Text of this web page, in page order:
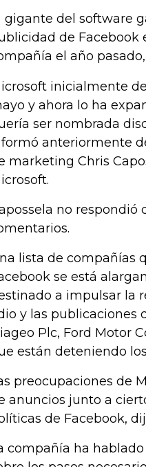
gigante del software
de Facebook
el año
inicialmente
y ahora lo ha
ser nombrada
anteriormente
marketing Chris
no
lista de compañías
se está
a impulsar la
y las publicaciones
Plc, Ford Motor
están deteniendo
preocupaciones de
anuncios junto a
de Facebook,
compañía ha